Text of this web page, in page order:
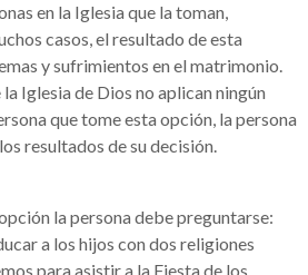
en la Iglesia que la toman,
casos, el resultado de esta
y sufrimientos en el matrimonio.
Iglesia de Dios no aplican ningún
que tome esta opción, la persona
resultados de su decisión.
la persona debe preguntarse:
a los hijos con dos religiones
para asistir a la Fiesta de los